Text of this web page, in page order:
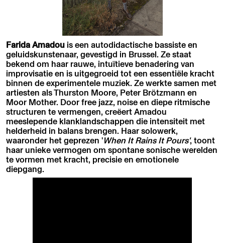
Farida Amadou is een autodidactische bassiste en
geluidskunstenaar, gevestigd in Brussel. Ze staat
bekend om haar rauwe, intuïtieve benadering van
improvisatie en is uitgegroeid tot een essentiële kracht
binnen de experimentele muziek. Ze werkte samen met
artiesten als Thurston Moore, Peter Brötzmann en
Moor Mother. Door free jazz, noise en diepe ritmische
structuren te vermengen, creëert Amadou
meeslepende klanklandschappen die intensiteit met
helderheid in balans brengen. Haar solowerk,
waaronder het geprezen 'When It Rains It Pours', toont
haar unieke vermogen om spontane sonische werelden
te vormen met kracht, precisie en emotionele
diepgang.